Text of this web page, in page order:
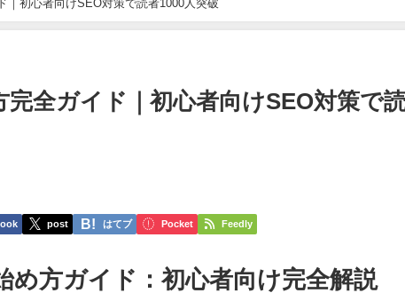
｜初心者向けSEO対策で読者1000人突破
全ガイド｜初心者向けSEO対策で
post はてブ Pocket Feedly
め方ガイド：初心者向け完全解説